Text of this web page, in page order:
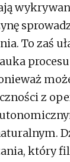
To zaś
z
który